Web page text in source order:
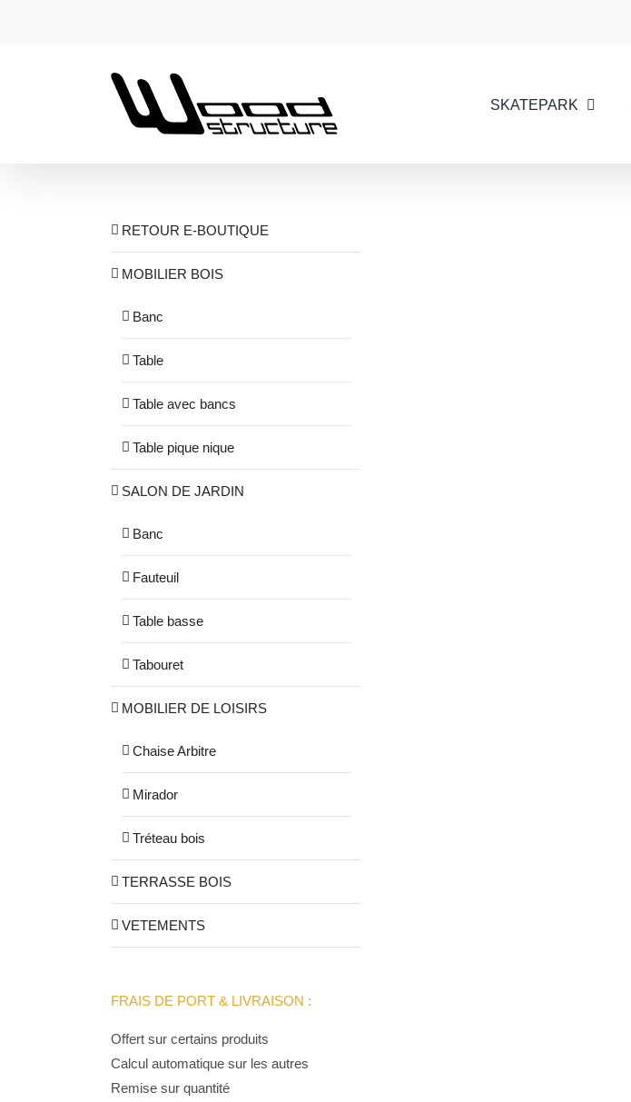
SKATEPARK
RETOUR E-BOUTIQUE
MOBILIER BOIS
Banc
Table
Table avec bancs
Table pique nique
SALON DE JARDIN
Banc
Fauteuil
Table basse
Tabouret
MOBILIER DE LOISIRS
Chaise Arbitre
Mirador
Tréteau bois
TERRASSE BOIS
VETEMENTS
FRAIS DE PORT & LIVRAISON :
Offert sur certains produits
Calcul automatique sur les autres
Remise sur quantité